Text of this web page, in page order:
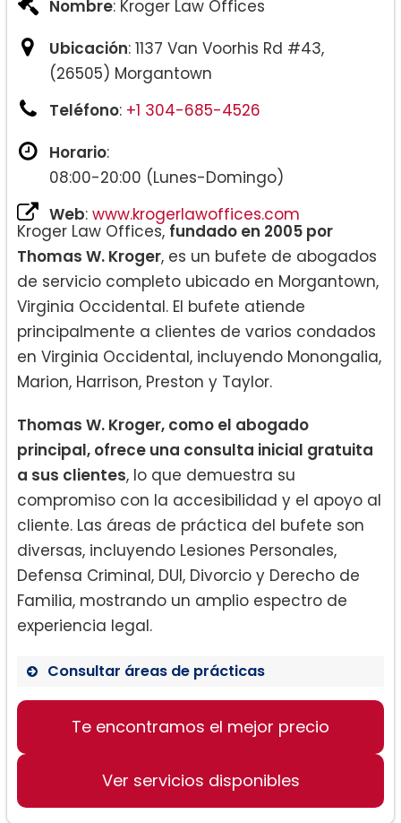
Nombre: Kroger Law Offices
Ubicación: 1137 Van Voorhis Rd #43,
(26505) Morgantown
Teléfono: +1 304-685-4526
Horario:
08:00-20:00 (Lunes-Domingo)
Web: www.krogerlawoffices.com
Kroger Law Offices, fundado en 2005 por
Thomas W. Kroger, es un bufete de abogados
de servicio completo ubicado en Morgantown,
Virginia Occidental. El bufete atiende
principalmente a clientes de varios condados
en Virginia Occidental, incluyendo Monongalia,
Marion, Harrison, Preston y Taylor.
Thomas W. Kroger, como el abogado
principal, ofrece una consulta inicial gratuita
a sus clientes, lo que demuestra su
compromiso con la accesibilidad y el apoyo al
cliente. Las áreas de práctica del bufete son
diversas, incluyendo Lesiones Personales,
Defensa Criminal, DUI, Divorcio y Derecho de
Familia, mostrando un amplio espectro de
experiencia legal.
Consultar áreas de prácticas
Lesiones Personales
Divorcio
Te encontramos el mejor precio
Ver servicios disponibles